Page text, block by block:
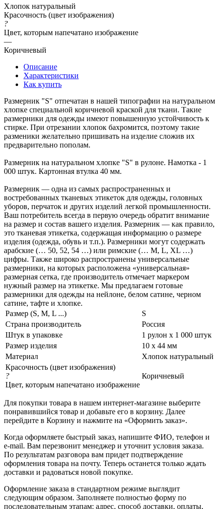
Хлопок натуральный
Красочность (цвет изображения)
?
Цвет, которым напечатано изображение
—
Коричневый
Описание
Характеристики
Как купить
Размерник "S" отпечатан в нашей типографии на натуральном
хлопке специальной коричневой краской для ткани. Такие
размерники для одежды имеют повышенную устойчивость к
стирке. При отрезании хлопок бахромится, поэтому такие
разменики желательно пришивать на изделие сложив их
предварительно пополам.
Размерник на натуральном хлопке "S" в рулоне. Намотка - 1
000 штук. Картонная втулка 40 мм.
Размерник — одна из самых распространенных и
востребованных тканевых этикеток для одежды, головных
уборов, перчаток и других изделий легкой промышленности.
Ваш потребитель всегда в первую очередь обратит внимание
на размер и состав вашего изделия. Размерник — как правило,
это тканевая этикетка, содержащая информацию о размере
изделия (одежда, обувь и т.п.). Размерники могут содержать
арабские (… 50, 52, 54 …) или римские (… M, L, XL …)
цифры. Также широко распространены универсальные
размерники, на которых расположена «универсальная»
размерная сетка, где производитель отмечает маркером
нужный размер на этикетке. Мы предлагаем готовые
размерники для одежды на нейлоне, белом сатине, черном
сатине, тафте и хлопке.
Размер (S, M, L ...)
S
Страна производитель
Россия
Штук в упаковке
1 рулон х 1 000 штук
Размер изделия
10 х 44 мм
Материал
Хлопок натуральный
Красочность (цвет изображения)
?
Цвет, которым напечатано изображение
Коричневый
Для покупки товара в нашем интернет-магазине выберите
понравившийся товар и добавьте его в корзину. Далее
перейдите в Корзину и нажмите на «Оформить заказ».
Когда оформляете быстрый заказ, напишите ФИО, телефон и
e-mail. Вам перезвонит менеджер и уточнит условия заказа.
По результатам разговора вам придет подтверждение
оформления товара на почту. Теперь останется только ждать
доставки и радоваться новой покупке.
Оформление заказа в стандартном режиме выглядит
следующим образом. Заполняете полностью форму по
последовательным этапам: адрес, способ доставки, оплаты,